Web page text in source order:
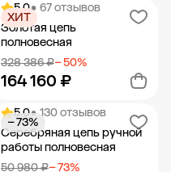
Добавить в корзину
5.0• 67 отзывов
Золотая цепь
полновесная
328 386 ₽− 50%
164 160 ₽
ХИТ
Добавить в корзину
5.0• 130 отзывов
Серебряная цепь ручной
работы полновесная
50 980 ₽− 73%
− 73%